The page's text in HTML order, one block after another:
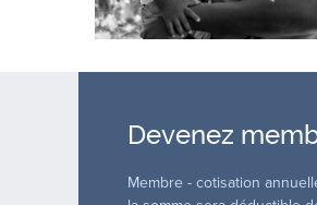
Devenez
Membre - cotisation